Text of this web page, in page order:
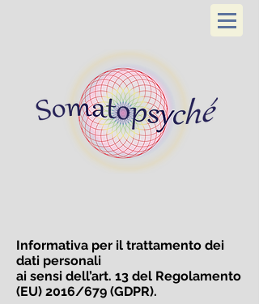
Informativa per il trattamento dei
dati personali
ai sensi dell’art. 13 del Regolamento
(EU) 2016/679 (GDPR).